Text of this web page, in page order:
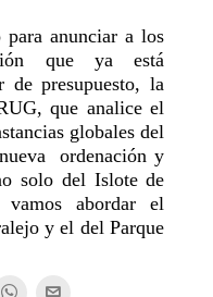
para anunciar a los
que ya está
de presupuesto, la
que analice el
globales del
ordenación y
solo del Islote de
abordar el
y el del Parque